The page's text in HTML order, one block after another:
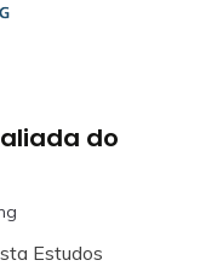
do
Estudos